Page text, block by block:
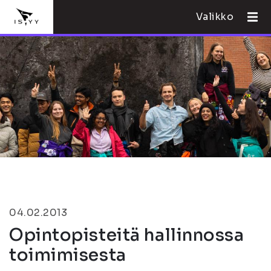
Valikko
04.02.2013
Opintopisteitä hallinnossa
toimimisesta